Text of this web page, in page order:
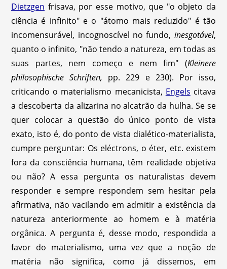
Dietzgen frisava, por esse motivo, que "o objeto da
ciência é infinito" e o "átomo mais reduzido" é tão
incomensurável, incognoscível no fundo, inesgotável,
quanto o infinito, "não tendo a natureza, em todas as
suas partes, nem começo e nem fim" (Kleinere
philosophische Schriften, pp. 229 e 230). Por isso,
criticando o materialismo mecanicista, Engels citava
a descoberta da alizarina no alcatrão da hulha. Se se
quer colocar a questão do único ponto de vista
exato, isto é, do ponto de vista dialético-materialista,
cumpre perguntar: Os eléctrons, o éter, etc. existem
fora da consciência humana, têm realidade objetiva
ou não? A essa pergunta os naturalistas devem
responder e sempre respondem sem hesitar pela
afirmativa, não vacilando em admitir a existência da
natureza anteriormente ao homem e à matéria
orgânica. A pergunta é, desse modo, respondida a
favor do materialismo, uma vez que a noção de
matéria não significa, como já dissemos, em